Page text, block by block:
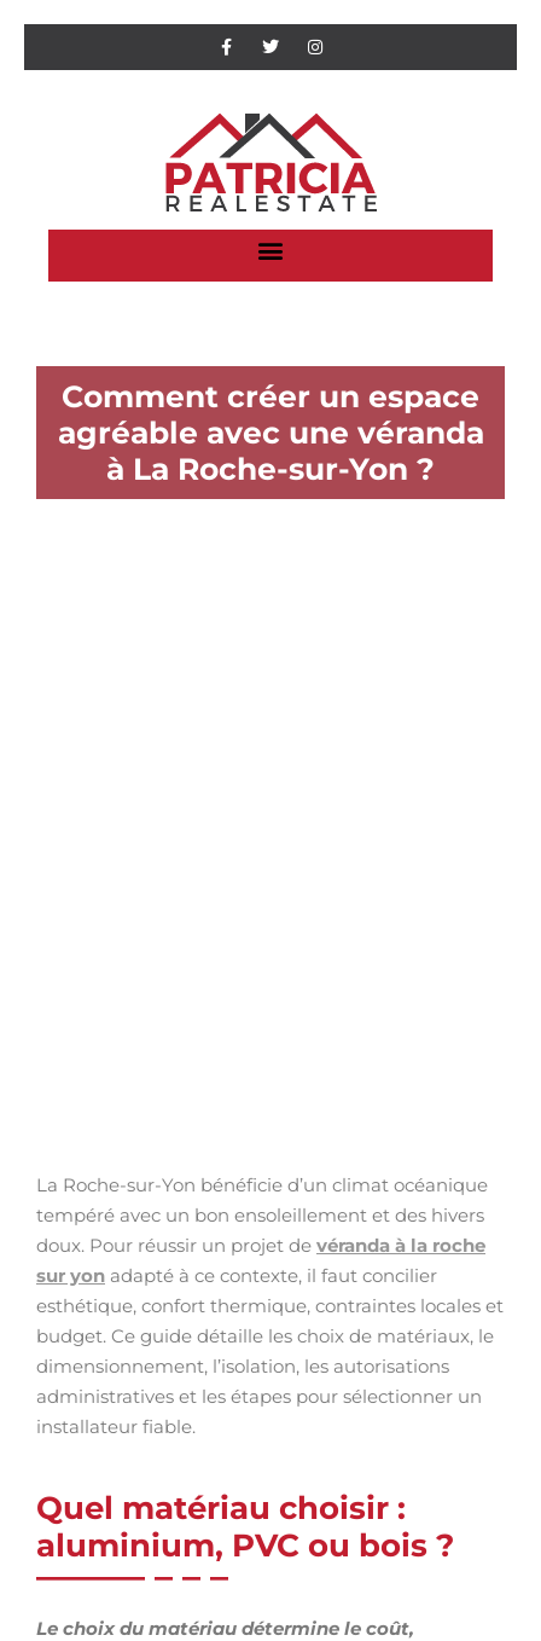
Comment créer un espace
agréable avec une véranda
à La Roche-sur-Yon ?
La Roche-sur-Yon bénéficie d’un climat océanique
tempéré avec un bon ensoleillement et des hivers
doux. Pour réussir un projet de véranda à la roche
sur yon adapté à ce contexte, il faut concilier
esthétique, confort thermique, contraintes locales et
budget. Ce guide détaille les choix de matériaux, le
dimensionnement, l’isolation, les autorisations
administratives et les étapes pour sélectionner un
installateur fiable.
Quel matériau choisir :
aluminium, PVC ou bois ?
Le choix du matériau détermine le coût,